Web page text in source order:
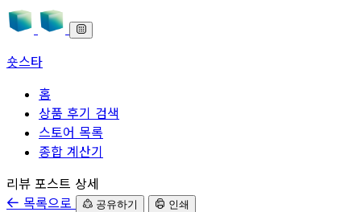
숏스타
홈
상품 후기 검색
스토어 목록
종합 계산기
본문으로 바로가기
리뷰 포스트 상세
목록으로
공유하기 인쇄